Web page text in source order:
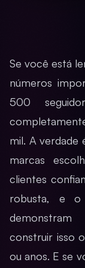
Se você está
números
500
mil. A verdade
marcas
clientes
robusta, e o
construir isso
ou anos. E se